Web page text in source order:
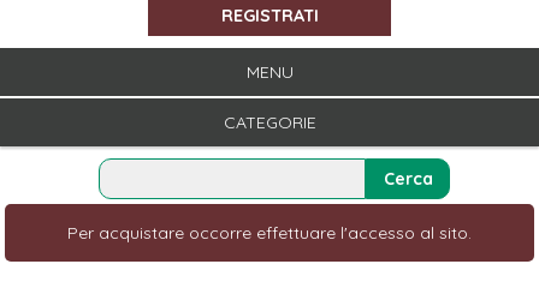
REGISTRATI
MENU
CATEGORIE
Per acquistare occorre effettuare l'accesso al sito.